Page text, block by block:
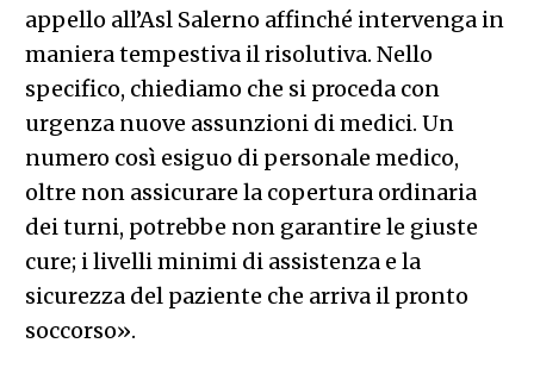
appello all’Asl Salerno affinché intervenga in
maniera tempestiva il risolutiva. Nello
specifico, chiediamo che si proceda con
urgenza nuove assunzioni di medici. Un
numero così esiguo di personale medico,
oltre non assicurare la copertura ordinaria
dei turni, potrebbe non garantire le giuste
cure; i livelli minimi di assistenza e la
sicurezza del paziente che arriva il pronto
soccorso».